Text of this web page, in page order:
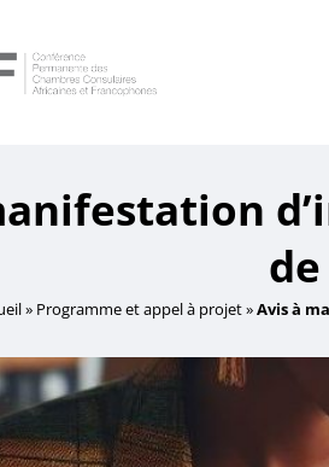
» Programme et appel à projet»Avis à